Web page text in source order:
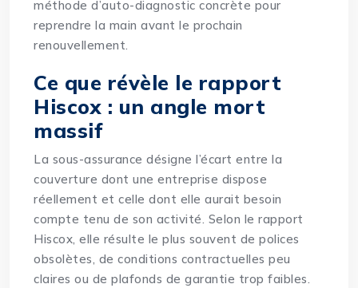
méthode d’auto-diagnostic concrète pour
reprendre la main avant le prochain
renouvellement.
Ce que révèle le rapport
Hiscox : un angle mort
massif
La sous-assurance désigne l’écart entre la
couverture dont une entreprise dispose
réellement et celle dont elle aurait besoin
compte tenu de son activité. Selon le rapport
Hiscox, elle résulte le plus souvent de polices
obsolètes, de conditions contractuelles peu
claires ou de plafonds de garantie trop faibles.